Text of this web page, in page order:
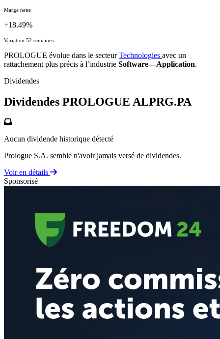
Marge nette
+18.49%
Variation 52 semaines
PROLOGUE évolue dans le secteurTechnologies avec un
rattachement plus précis à l’industrie Software—Application.
Dividendes
Dividendes PROLOGUE ALPRG.PA
Aucun dividende historique détecté
Prologue S.A. semble n'avoir jamais versé de dividendes.
Voir en détails
Sponsorisé